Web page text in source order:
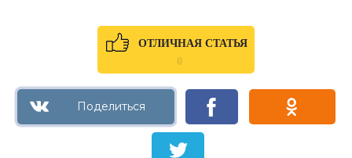
ОТЛИЧНАЯ СТАТЬЯ
0